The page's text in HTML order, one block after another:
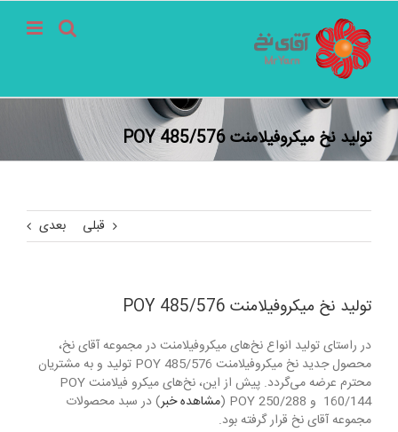
رفتن
محتوا
تولید نخ میکروفیلامنت 485/576 POY
قبلی بعدی
تولید نخ میکروفیلامنت 485/576 POY
در راستای تولید انواع نخ‌های میکروفیلامنت در مجموعه آقای نخ،
محصول جدید نخ میکروفیلامنت 485/576 POY تولید و به مشتریان
محترم عرضه می‌گردد. پیش از این، نخ‌های میکرو فیلامنت POY
160/144 و POY 250/288 (
مشاهده خبر) در سبد محصولات
مجموعه آقای نخ قرار گرفته بود.